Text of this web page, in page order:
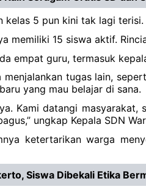
kelas 5 pun kini tak lagi
memiliki 15 siswa aktif.
empat guru, termasuk
tugas lain,
yang mau belajar di sana.
Kami datangi
ungkap Kepala SDN
ketertarikan warga
Siswa Dibekali Etika